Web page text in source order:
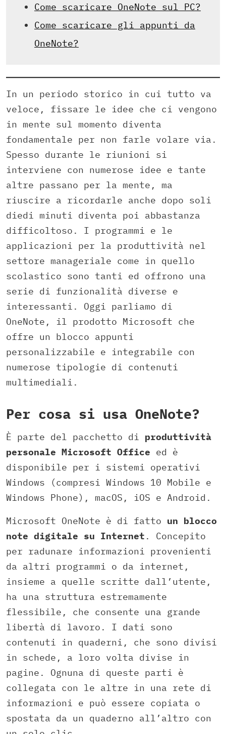
Come scaricare OneNote sul PC?
Come scaricare gli appunti da
OneNote?
In un periodo storico in cui tutto va
veloce, fissare le idee che ci vengono
in mente sul momento diventa
fondamentale per non farle volare via.
Spesso durante le riunioni si
interviene con numerose idee e tante
altre passano per la mente, ma
riuscire a ricordarle anche dopo soli
diedi minuti diventa poi abbastanza
difficoltoso. I programmi e le
applicazioni per la produttività nel
settore manageriale come in quello
scolastico sono tanti ed offrono una
serie di funzionalità diverse e
interessanti. Oggi parliamo di
OneNote, il prodotto Microsoft che
offre un blocco appunti
personalizzabile e integrabile con
numerose tipologie di contenuti
multimediali.
Per cosa si usa OneNote?
È parte del pacchetto di produttività
personale Microsoft Office ed è
disponibile per i sistemi operativi
Windows (compresi Windows 10 Mobile e
Windows Phone), macOS, iOS e Android.
Microsoft OneNote è di fatto un blocco
note digitale su Internet . Concepito
per radunare informazioni provenienti
da altri programmi o da internet,
insieme a quelle scritte dall’utente,
ha una struttura estremamente
flessibile, che consente una grande
libertà di lavoro. I dati sono
contenuti in quaderni, che sono divisi
in schede, a loro volta divise in
pagine. Ognuna di queste parti è
collegata con le altre in una rete di
informazioni e può essere copiata o
spostata da un quaderno all’altro con